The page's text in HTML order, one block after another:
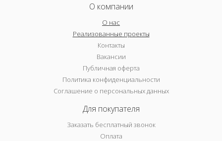
О компании
О нас
Реализованные проекты
Контакты
Вакансии
Публичная оферта
Политика конфиденциальности
Соглашение о персональных данных
Для покупателя
Заказать бесплатный звонок
Оплата